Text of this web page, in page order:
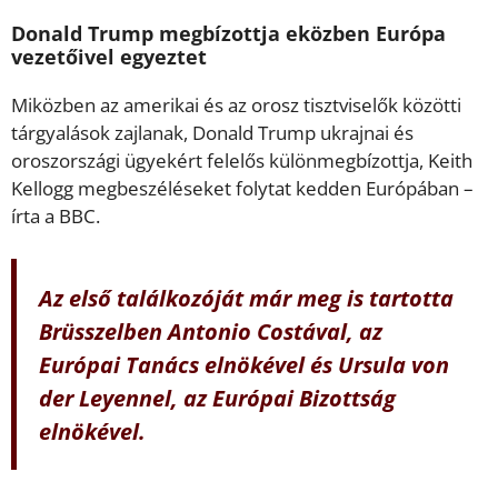
Donald Trump megbízottja eközben Európa
vezetőivel egyeztet
Miközben az amerikai és az orosz tisztviselők közötti
tárgyalások zajlanak, Donald Trump ukrajnai és
oroszországi ügyekért felelős különmegbízottja, Keith
Kellogg megbeszéléseket folytat kedden Európában –
írta a BBC.
Az első találkozóját már meg is tartotta
Brüsszelben Antonio Costával, az
Európai Tanács elnökével és Ursula von
der Leyennel, az Európai Bizottság
elnökével.